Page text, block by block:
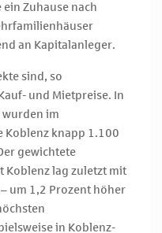
Zuhause nach
an Kapitalanleger.
sind, so
und Mietpreise. In
wurden im
Koblenz knapp 1.100
gewichtete
Koblenz lag zuletzt mit
um 1,2 Prozent höher
in Koblenz-